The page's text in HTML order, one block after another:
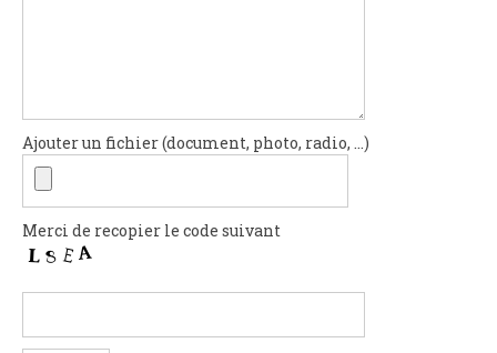
Ajouter un fichier (document, photo, radio, ...)
Merci de recopier le code suivant